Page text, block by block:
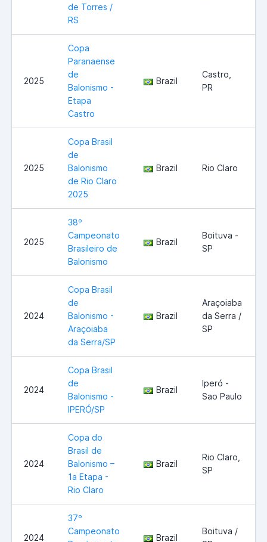
de Torres /
RS
2025
Copa
Paranaense
de
Balonismo -
Etapa
Castro
Brazil
Castro,
PR
2025
Copa Brasil
de
Balonismo
de Rio Claro
2025
Brazil Rio Claro
2025
38º
Campeonato
Brasileiro de
Balonismo
Brazil
Boituva -
SP
2024
Copa Brasil
de
Balonismo -
Araçoiaba
da Serra/SP
Brazil
Araçoiaba
da Serra /
SP
2024
Copa Brasil
de
Balonismo -
IPERÓ/SP
Brazil
Iperó -
Sao Paulo
2024
Copa do
Brasil de
Balonismo –
1a Etapa -
Rio Claro
Brazil
Rio Claro,
SP
2024
37º
Campeonato
Brazil
Boituva /